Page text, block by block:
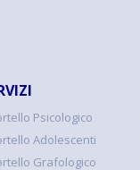
Psicologico
Adolescenti
Grafologico